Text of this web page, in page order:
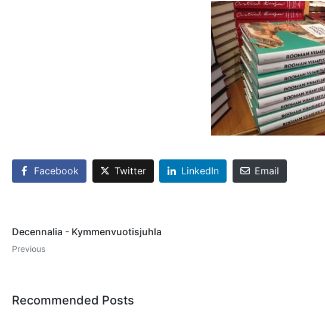
Facebook Twitter LinkedIn Email
Decennalia - Kymmenvuotisjuhla
Previous
Recommended Posts